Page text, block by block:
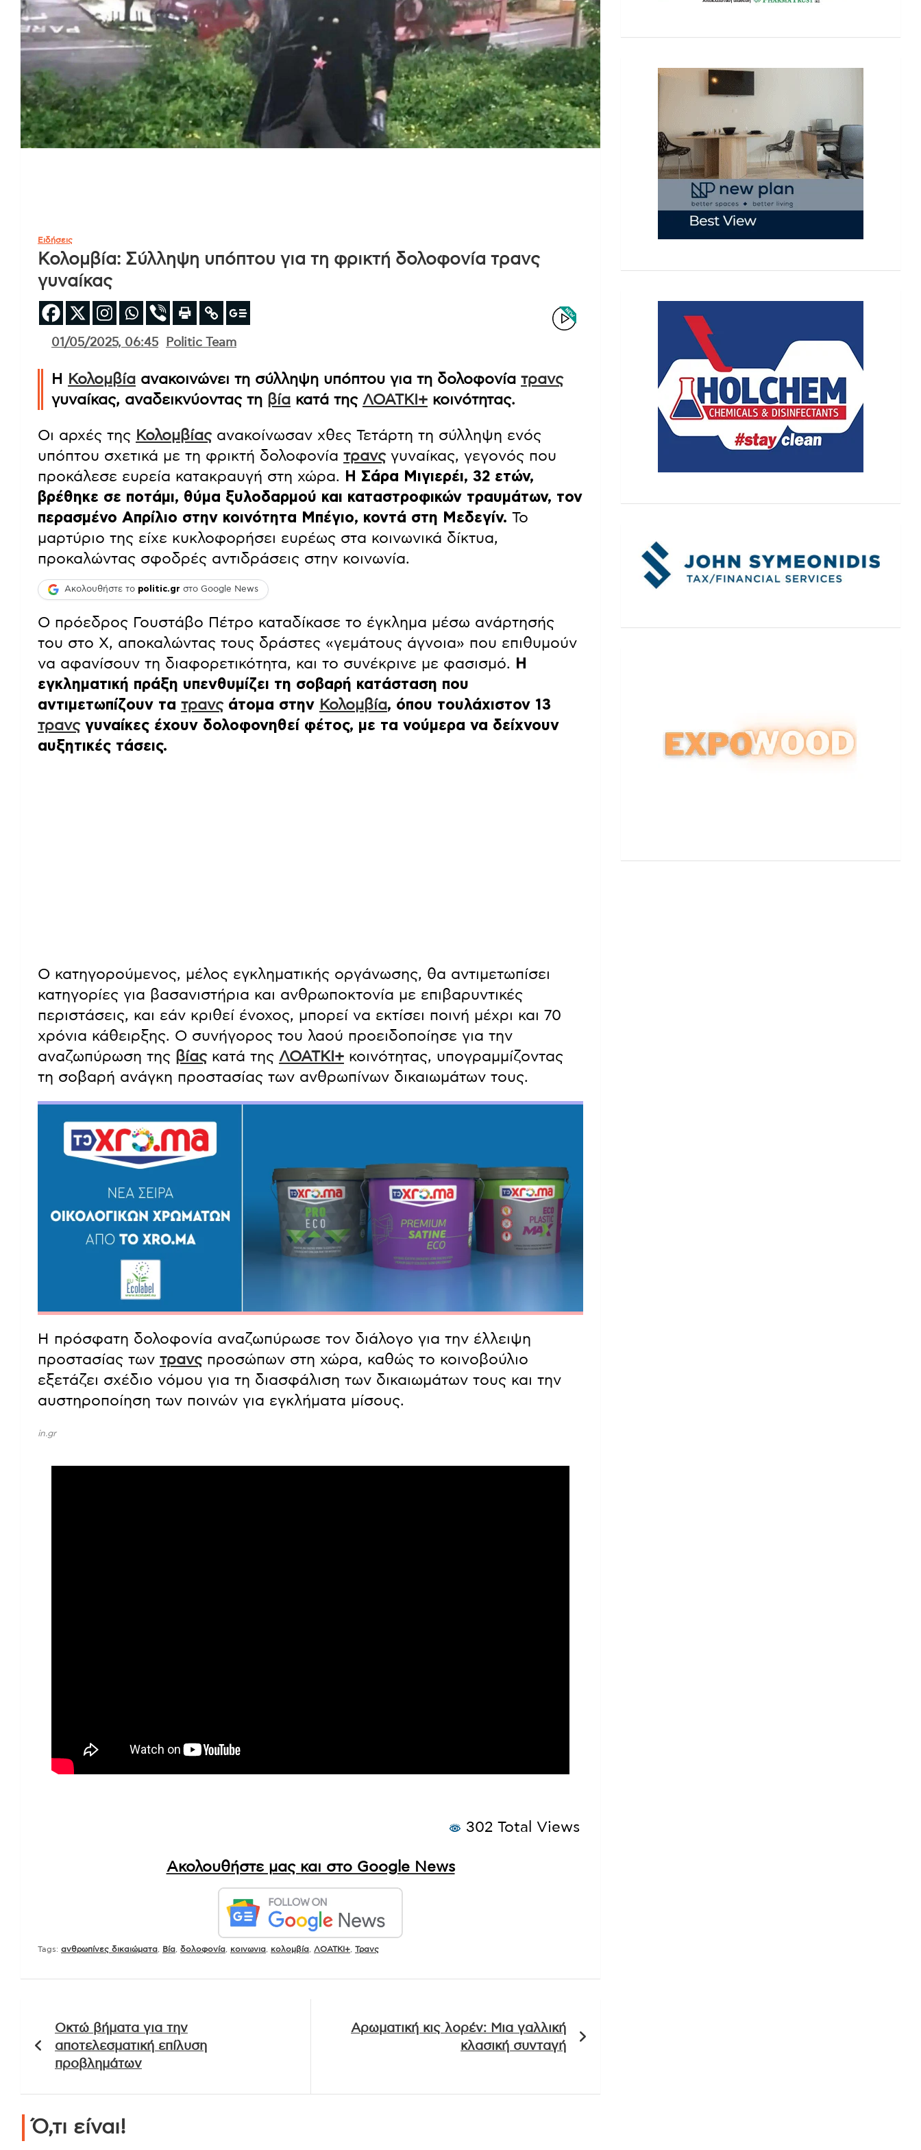
Ειδήσεις
Κολομβία: Σύλληψη υπόπτου για τη φρικτή δολοφονία τρανς
γυναίκας
01/05/2025, 06:45 Politic Team
Η Κολομβία ανακοινώνει τη σύλληψη υπόπτου για τη δολοφονία τρανς
γυναίκας, αναδεικνύοντας τη βία κατά της ΛΟΑΤΚΙ+ κοινότητας.
Οι αρχές της Κολομβίαςανακοίνωσαν χθες Τετάρτη τη σύλληψη ενός
υπόπτου σχετικά με τη φρικτή δολοφονία τρανςγυναίκας, γεγονός που
προκάλεσε ευρεία κατακραυγή στη χώρα.
Η Σάρα Μιγιερέι, 32 ετών,
βρέθηκε σε ποτάμι, θύμα ξυλοδαρμού και καταστροφικών τραυμάτων, τον
περασμένο Απρίλιο στην κοινότητα Μπέγιο, κοντά στη Μεδεγίν. Το
μαρτύριο της είχε κυκλοφορήσει ευρέως στα κοινωνικά δίκτυα,
προκαλώντας σφοδρές αντιδράσεις στην κοινωνία.
Ακολουθήστε το politic.gr στο Google News
Ο πρόεδρος Γουστάβο Πέτρο καταδίκασε το έγκλημα μέσω ανάρτησής
του στο X, αποκαλώντας τους δράστες «γεμάτους άγνοια» που επιθυμούν
να αφανίσουν τη διαφορετικότητα, και το συνέκρινε με φασισμό.
Η
εγκληματική πράξη υπενθυμίζει τη σοβαρή κατάσταση που
αντιμετωπίζουν τα τρανςάτομα στην Κολομβία, όπου τουλάχιστον 13
τρανςγυναίκες έχουν δολοφονηθεί φέτος, με τα νούμερα να δείχνουν
αυξητικές τάσεις.
Ο κατηγορούμενος, μέλος εγκληματικής οργάνωσης, θα αντιμετωπίσει
κατηγορίες για βασανιστήρια και ανθρωποκτονία με επιβαρυντικές
περιστάσεις, και εάν κριθεί ένοχος, μπορεί να εκτίσει ποινή μέχρι και 70
χρόνια κάθειρξης. Ο συνήγορος του λαού προειδοποίησε για την
αναζωπύρωση της βίαςκατά της ΛΟΑΤΚΙ+ κοινότητας, υπογραμμίζοντας
τη σοβαρή ανάγκη προστασίας των ανθρωπίνων δικαιωμάτων τους.
Η πρόσφατη δολοφονία αναζωπύρωσε τον διάλογο για την έλλειψη
προστασίας των τρανςπροσώπων στη χώρα, καθώς το κοινοβούλιο
εξετάζει σχέδιο νόμου για τη διασφάλιση των δικαιωμάτων τους και την
αυστηροποίηση των ποινών για εγκλήματα μίσους.
in.gr
302 Total Views
Ακολουθήστε μας και στο Google News
Tags: ανθρωπίνες δικαιώματα Βία δολοφονία κοινωνια κολομβία ΛΟΑΤΚΙ+ Τρανς
άρθρων
Οκτώ βήματα για την
αποτελεσματική επίλυση
προβλημάτων
Αρωματική κις λορέν: Μια γαλλική
κλασική συνταγή
Ό,τι είναι!